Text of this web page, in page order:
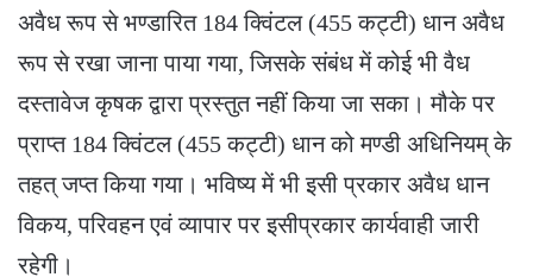
अवैध रूप से भण्डारित 184 क्विंटल (455 कट्टी) धान अवैध
रूप से रखा जाना पाया गया, जिसके संबंध में कोई भी वैध
दस्तावेज कृषक द्वारा प्रस्तुत नहीं किया जा सका। मौके पर
प्राप्त 184 क्विंटल (455 कट्टी) धान को मण्डी अधिनियम् के
तहत् जप्त किया गया। भविष्य में भी इसी प्रकार अवैध धान
विकय, परिवहन एवं व्यापार पर इसीप्रकार कार्यवाही जारी
रहेगी।